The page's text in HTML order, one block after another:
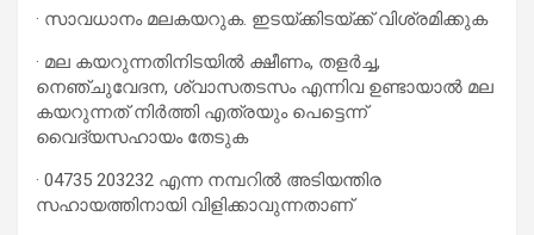
· സാവധാനം മലകയറുക. ഇടയ്ക്കിടയ്ക്ക് വിശ്രമിക്കുക
· മല കയറുന്നതിനിടയില്‍ ക്ഷീണം, തളര്‍ച്ച,
നെഞ്ചുവേദന, ശ്വാസതടസം എന്നിവ ഉണ്ടായാല്‍ മല
കയറുന്നത് നിര്‍ത്തി എത്രയും പെട്ടെന്ന്
വൈദ്യസഹായം തേടുക
· 04735 203232 എന്ന നമ്പറില്‍ അടിയന്തിര
സഹായത്തിനായി വിളിക്കാവുന്നതാണ്